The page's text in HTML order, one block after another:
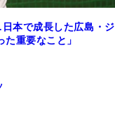
本で成長した広島・ジ
重要なこと」